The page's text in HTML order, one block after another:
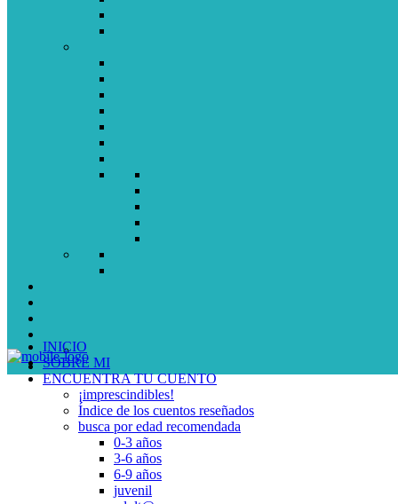
INICIO
SOBRE MI
ENCUENTRA TU CUENTO
¡imprescindibles!
Índice de los cuentos reseñados
busca por edad recomendada
0-3 años
3-6 años
6-9 años
juvenil